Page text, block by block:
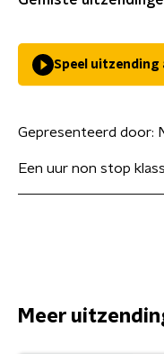
Speel uitzending
Gepresenteerd door:
Een uur non stop
Meer